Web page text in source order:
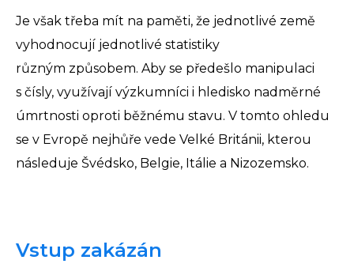
Je však třeba mít na paměti, že jednotlivé země
vyhodnocují jednotlivé statistiky
různým způsobem. Aby se předešlo manipulaci
s čísly, využívají výzkumníci i hledisko nadměrné
úmrtnosti oproti běžnému stavu. V tomto ohledu
se v Evropě nejhůře vede Velké Británii, kterou
následuje Švédsko, Belgie, Itálie a Nizozemsko.
Vstup zakázán